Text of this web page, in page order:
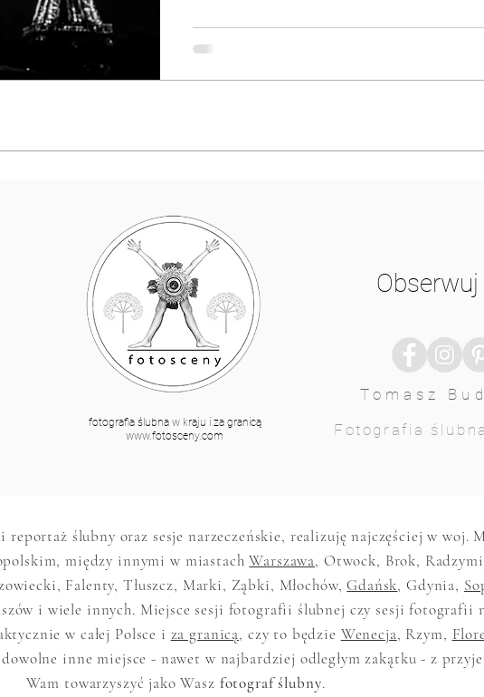
fotografia ślubna w kraju i za granicą
www.fotosceny.com
Tomasz
Fotografia
reportaż ślubny oraz sesje narzeczeńskie, realizuję najczęściej w woj.
między innymi w miastachWarszawa, Otwock, Brok,
Falenty, Tłuszcz, Marki, Ząbki, Młochów,Gdańsk, Gdynia,
i wiele innych. Miejsce sesji fotografii ślubnej czy sesji fotografii
w całej Polsce i za granicą, czy to będzie Wenecja, Rzym,
inne miejsce - nawet w najbardziej odległym zakątku - z
Wam towarzyszyć jako Wasz fotograf ślubny.